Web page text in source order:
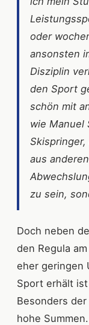
oder
ansonsten
Disziplin
den Sport
schön mit
wie Manuel
aus
zu sein,
Doch neben
den Regula
eher geringen
Sport erhält
Besonders
hohe